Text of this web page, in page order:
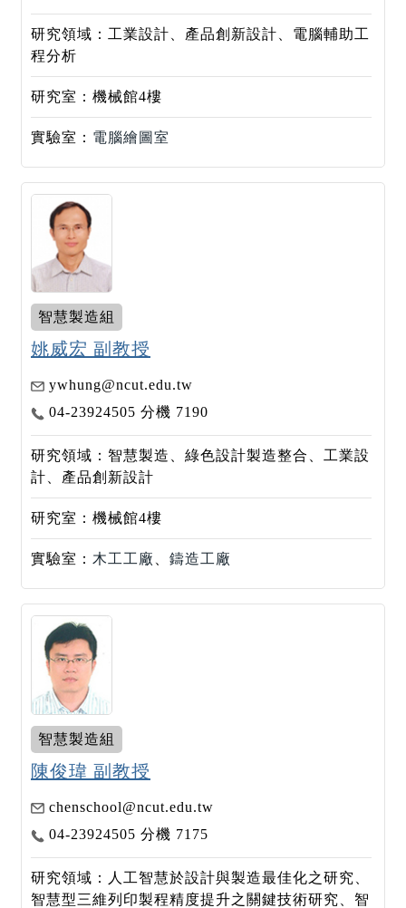
研究領域：工業設計、產品創新設計、電腦輔助工
程分析
研究室：機械館4樓
實驗室： 電腦繪圖室
智慧製造組
姚威宏 副教授
ywhung@ncut.edu.tw
04-23924505 分機 7190
研究領域：智慧製造、綠色設計製造整合、工業設
計、產品創新設計
研究室：機械館4樓
實驗室： 木工工廠 鑄造工廠
智慧製造組
陳俊瑋 副教授
chenschool@ncut.edu.tw
04-23924505 分機 7175
研究領域：人工智慧於設計與製造最佳化之研究、
智慧型三維列印製程精度提升之關鍵技術研究、智